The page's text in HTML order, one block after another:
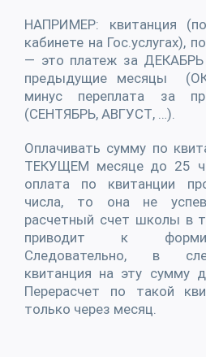
НАПРИМЕР: квитанция
кабинете на Гос.услугах),
— это платеж за
предыдущие месяцы
минус переплата за
(СЕНТЯБРЬ, АВГУСТ, …).
Оплачивать сумму по
ТЕКУЩЕМ месяце до 25
оплата по квитанции
числа, то она не
расчетный счет школы в
приводит к
Следовательно, в
квитанция на эту сумму
Перерасчет по такой
только через месяц.